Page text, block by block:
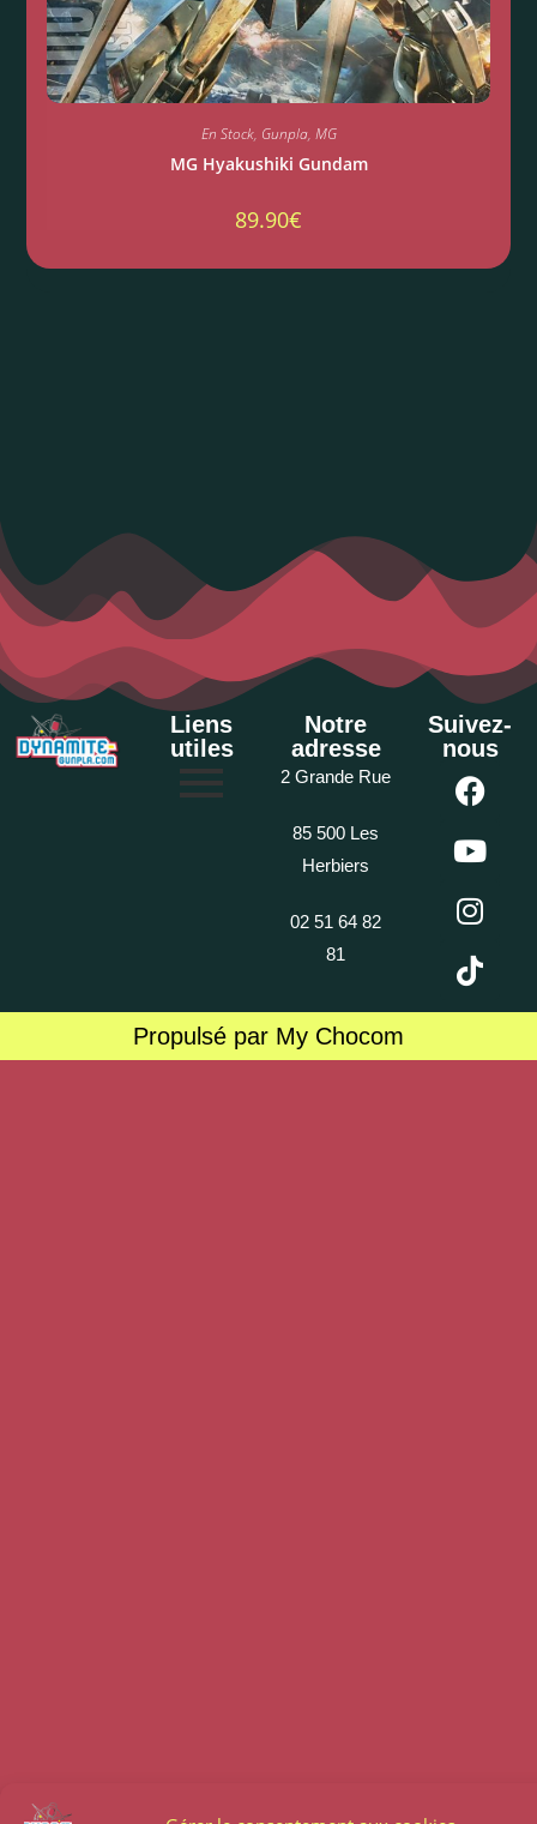
En Stock, Gunpla, MG
MG Hyakushiki Gundam
89.90€
Liens
utiles
Notre
adresse
2 Grande Rue
85 500 Les
Herbiers
02 51 64 82
81
Suivez-
nous
Propulsé par My Chocom